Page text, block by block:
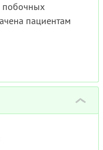
побочных
пациентам
›